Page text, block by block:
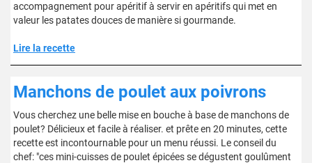
accompagnement pour apéritif à servir en apéritifs qui met en
valeur les patates douces de manière si gourmande.
Lire la recette
Manchons de poulet aux poivrons
Vous cherchez une belle mise en bouche à base de manchons de
poulet? Délicieux et facile à réaliser. et prête en 20 minutes, cette
recette est incontournable pour un menu réussi. Le conseil du
chef: "ces mini-cuisses de poulet épicées se dégustent goulûment